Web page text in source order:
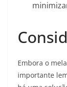
Embora o
importante